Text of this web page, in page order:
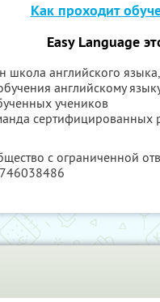
Как проходит
Easy Language
школа английского
английскому
учеников
сертифицированных
с ограниченной